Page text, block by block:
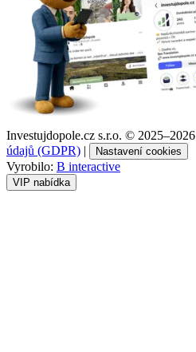
Investujdopole.cz s.r.o. © 2025–2026
údajů (GDPR) | Nastavení cookies
Vyrobilo: B interactive
VIP nabídka